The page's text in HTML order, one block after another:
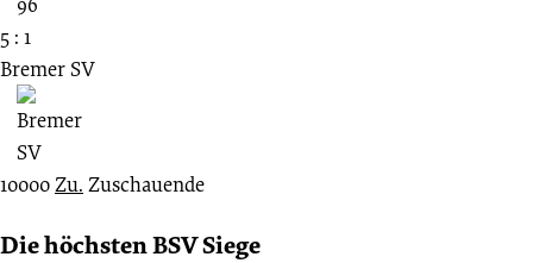
5 : 1
Bremer SV
10000Zu. Zuschauende
Die höchsten BSV Siege